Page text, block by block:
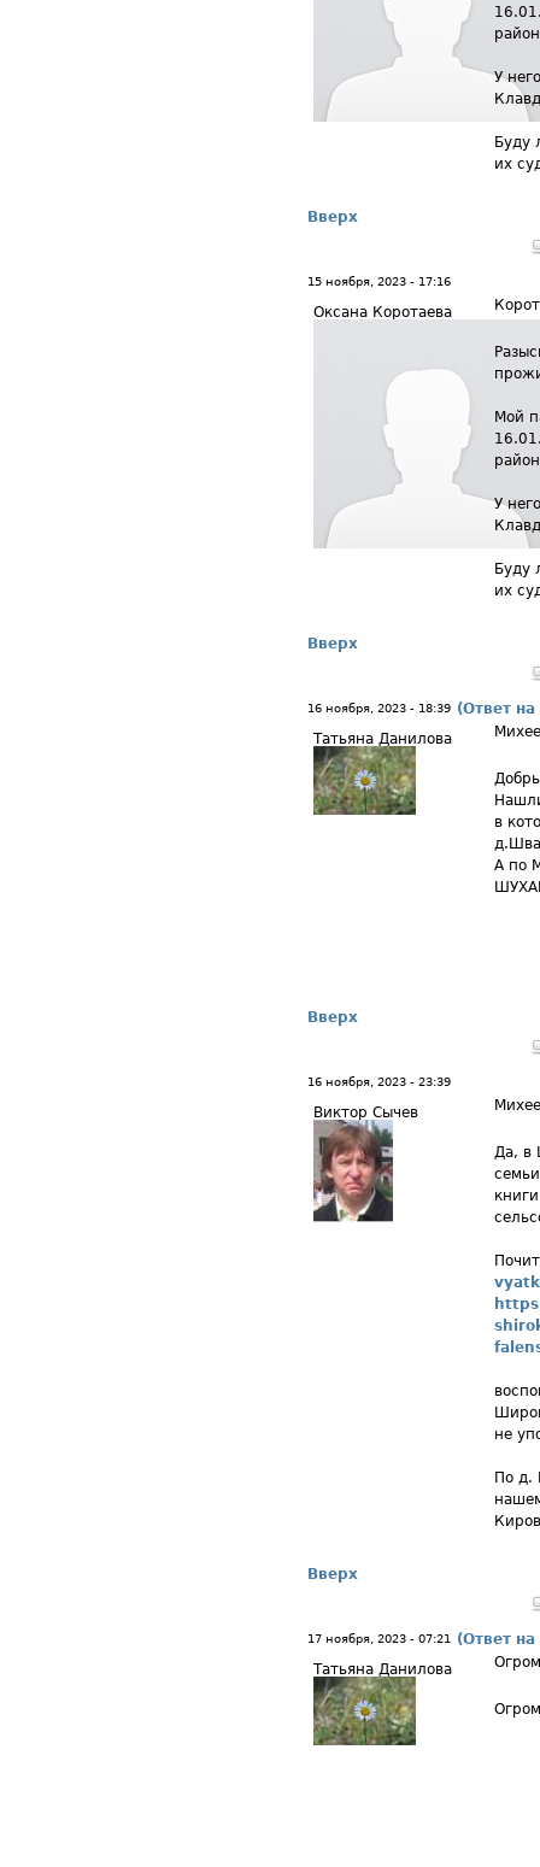
У
Буду
их
Вверх
15 ноября, 2023 - 17:16
Оксана Коротаева
Мой
У
Буду
их
Вверх
16 ноября, 2023 - 18:39 (Ответ
Татьяна Данилова
в
А по
Вверх
16 ноября, 2023 - 23:39
Виктор Сычев
Да, в
не
По д.
Вверх
17 ноября, 2023 - 07:21
(Ответ
Татьяна Данилова